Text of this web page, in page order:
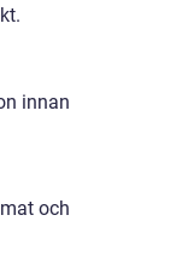
innan
och